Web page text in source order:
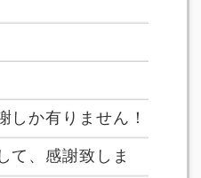
か有りません！
て、感謝致しま